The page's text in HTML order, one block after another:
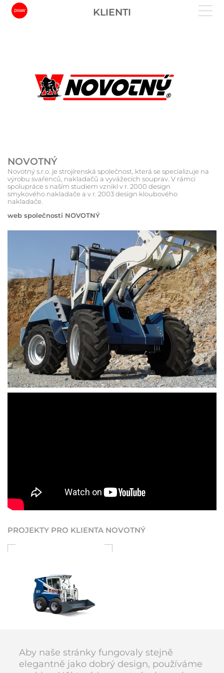
Aby naše stránky fungovaly stejně
elegantně jako dobrý design, používáme
KLIENTI
NOVOTNÝ
Novotný s.r.o. je strojírenská společnost, která se specializuje na
výrobu svařenců, nakladačů a vyvážecích souprav. V rámci
spolupráce s naším studiem vznikl v r. 2000 design
smykového nakladače a v r. 2003 design kloubového
nakladače.
web společnosti NOVOTNÝ
PROJEKTY PRO KLIENTA NOVOTNÝ